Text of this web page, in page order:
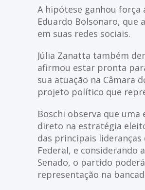
A hipótese ganhou
Eduardo Bolsonaro, que
em suas redes sociais.
Júlia Zanatta também
afirmou estar pronta
sua atuação na Câmara
projeto político que
Boschi observa que
direto na estratégia
das principais lideranças
Federal, e considerando
Senado, o partido
representação na